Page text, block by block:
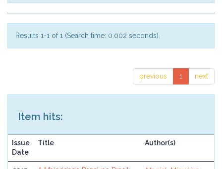
Results 1-1 of 1 (Search time: 0.002 seconds).
previous 1 next
Item hits:
Issue
Date
Title Author(s)